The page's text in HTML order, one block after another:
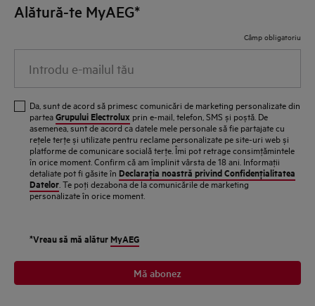
Alătură-te MyAEG*
Câmp obligatoriu
tăuDa, sunt de acord să primesc comunicări de marketing personalizate din
parteaGrupului Electrolux prin e-mail, telefon, SMS și poștă. De
asemenea, sunt de acord ca datele mele personale să fie partajate cu
reţele terţe și utilizate pentru reclame personalizate pe site-uri web și
platforme de comunicare socială terţe. Îmi pot retrage consimţămintele
în orice moment. Confirm că am împlinit vârsta de 18 ani. Informaţii
detaliate pot fi găsite în Declaraţia noastră privind Confidenţialitatea
Datelor . Te poţi dezabona de la comunicările de marketing
personalizate în orice moment.
*Vreau să mă alătur MyAEG
Mă abonez